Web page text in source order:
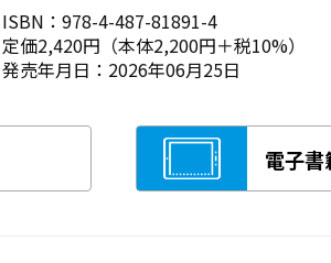
ISBN：978-4-487-81891-4
定価2,420円（本体2,200円＋税10%）
発売年月日：2026年06月25日
電子書